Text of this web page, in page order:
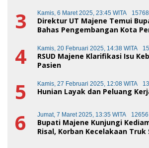
3 Kamis, 6 Maret 2025, 23:45 WITA
Direktur UT Majene Temui
Bahas Pengembangan Kota
4 Kamis, 20 Februari 2025, 14:38 WITA
RSUD Majene Klarifikasi Isu
Pasien
5 Kamis, 27 Februari 2025, 12:08 WITA
Hunian Layak dan Peluang
6 Jumat, 7 Maret 2025, 13:35 WITA
Bupati Majene Kunjungi
Risal, Korban Kecelakaan Truk